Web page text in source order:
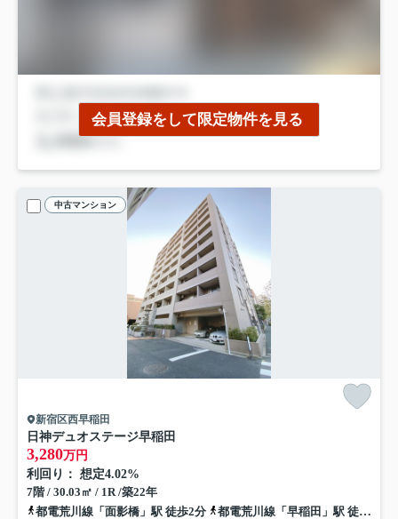
会員登録をして限定物件を見る
中古マンション
新宿区西早稲田
日神デュオステージ早稲田
3,280万円
利回り： 想定4.02%
7階 / 30.03㎡ / 1R /築22年
都電荒川線「面影橋」駅 徒歩2分
都電荒川線「早稲田」駅 徒歩5分